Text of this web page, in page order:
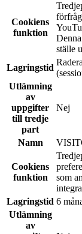
Cookiens
funktion
ställe
Lagringstid
Utlämning
av
uppgifter
till tredje
part
Nej
Namn
Cookiens
funktion
som
Lagringstid 6
Utlämning
av